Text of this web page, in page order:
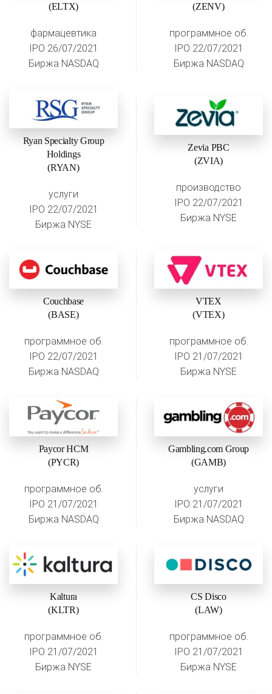
(ELTX)
фармацевтика
IPO 26/07/2021
Биржа NASDAQ
(ZENV)
программное об.
IPO 22/07/2021
Биржа NASDAQ
Ryan Specialty Group
Holdings
(RYAN)
услуги
IPO 22/07/2021
Биржа NYSE
Zevia PBC
(ZVIA)
производство
IPO 22/07/2021
Биржа NYSE
Couchbase
(BASE)
программное об.
IPO 22/07/2021
Биржа NASDAQ
VTEX
(VTEX)
программное об.
IPO 21/07/2021
Биржа NYSE
Paycor HCM
(PYCR)
программное об.
IPO 21/07/2021
Биржа NASDAQ
Gambling.com Group
(GAMB)
услуги
IPO 21/07/2021
Биржа NASDAQ
Kaltura
(KLTR)
программное об.
IPO 21/07/2021
Биржа NYSE
CS Disco
(LAW)
программное об.
IPO 21/07/2021
Биржа NYSE